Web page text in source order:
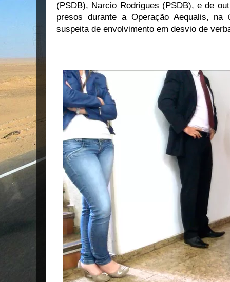
(PSDB), Narcio Rodrigues (PSDB), e de
presos durante a Operação Aequalis, na
suspeita de envolvimento em desvio de